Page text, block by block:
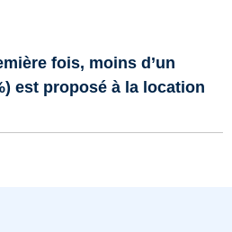
fois, moins d’un
est proposé à la location